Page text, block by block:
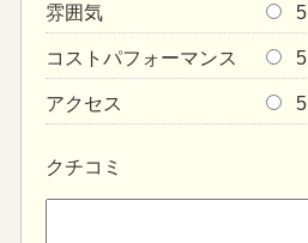
雰囲気 5
コストパフォーマンス 5
アクセス 5
クチコミ